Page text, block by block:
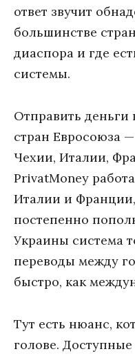
ответ звучит
большинстве
диаспора и где
системы.
Отправить
стран Евросоюза
Чехии, Италии,
PrivatMoney
Италии и
постепенно
Украины система
переводы между
быстро, как
Тут есть нюанс,
голове.